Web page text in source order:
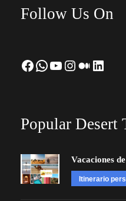
Follow Us On
Facebook WhatsApp YouTube Instagram Medium LinkedIn
Popular Desert
Vacaciones
Itinerario